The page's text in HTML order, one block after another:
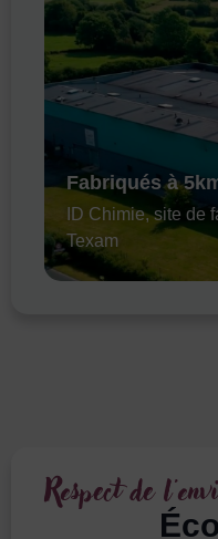
Fabriqués à
ID Chimie, site de
Texam
Respect de